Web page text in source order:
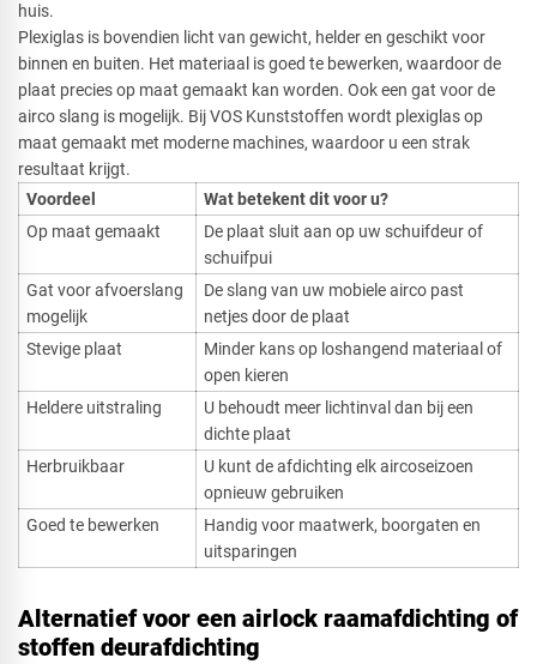
huis.
Plexiglas is bovendien licht van gewicht, helder en geschikt voor
binnen en buiten. Het materiaal is goed te bewerken, waardoor de
plaat precies op maat gemaakt kan worden. Ook een gat voor de
airco slang is mogelijk. Bij VOS Kunststoffen wordt plexiglas op
maat gemaakt met moderne machines, waardoor u een strak
resultaat krijgt.
Voordeel
Wat betekent dit voor u?
Op maat gemaakt
De plaat sluit aan op uw schuifdeur of
schuifpui
Gat voor afvoerslang
mogelijk
De slang van uw mobiele airco past
netjes door de plaat
Stevige plaat
Minder kans op loshangend materiaal of
open kieren
Heldere uitstraling
U behoudt meer lichtinval dan bij een
dichte plaat
Herbruikbaar
U kunt de afdichting elk aircoseizoen
opnieuw gebruiken
Goed te bewerken
Handig voor maatwerk, boorgaten en
uitsparingen
Alternatief voor een airlock raamafdichting of
stoffen deurafdichting